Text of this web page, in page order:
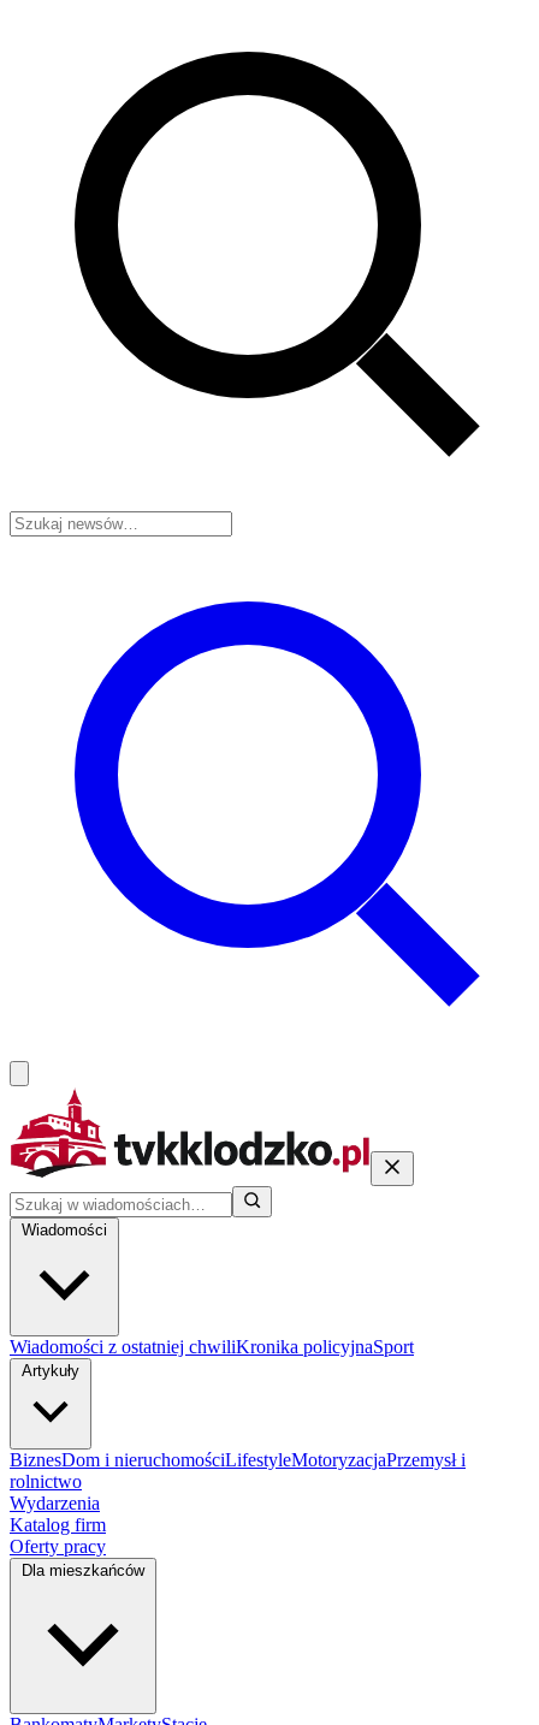
Wiadomości
Wiadomości z ostatniej chwiliKronika policyjnaSport
Artykuły
BiznesDom i nieruchomościLifestyleMotoryzacjaPrzemysł i
rolnictwo
Wydarzenia
Katalog firm
Oferty pracy
Dla mieszkańców